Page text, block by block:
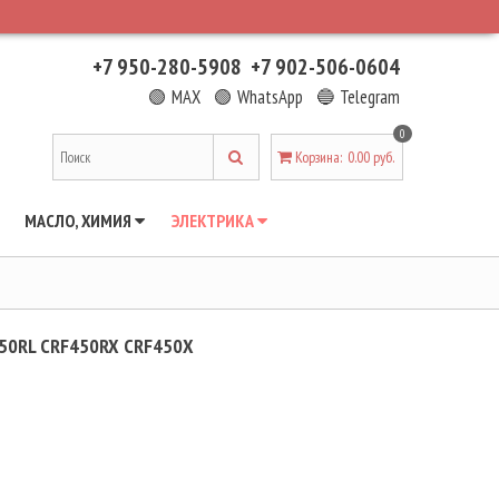
+7 950-280-5908 +7 902-506-0604
🟢 MAX 🟢 WhatsApp 🔵 Telegram
Корзина:
0
0.00 руб.
МАСЛО, ХИМИЯ ЭЛЕКТРИКА
CRF450RX CRF450X